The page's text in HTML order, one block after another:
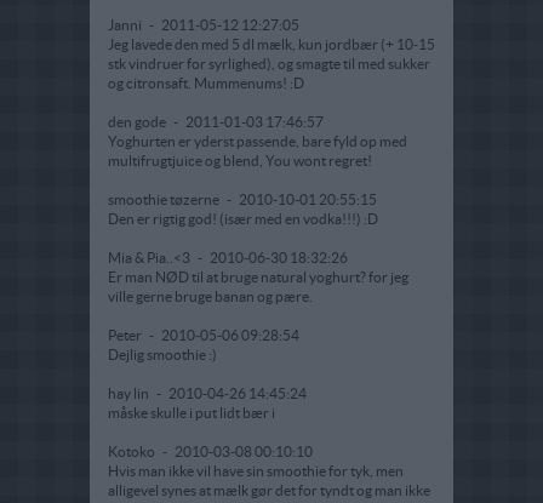
Janni - 2011-05-12 12:27:05
Jeg lavede den med 5 dl mælk, kun jordbær (+ 10-15
stk vindruer for syrlighed), og smagte til med sukker
og citronsaft. Mummenums! :D
den gode - 2011-01-03 17:46:57
Yoghurten er yderst passende, bare fyld op med
multifrugtjuice og blend, You wont regret!
smoothie tøzerne - 2010-10-01 20:55:15
Den er rigtig god! (især med en vodka!!!) :D
Mia & Pia..<3 - 2010-06-30 18:32:26
Er man NØD til at bruge natural yoghurt? for jeg
ville gerne bruge banan og pære.
Peter - 2010-05-06 09:28:54
Dejlig smoothie :)
hay lin - 2010-04-26 14:45:24
måske skulle i put lidt bær i
Kotoko - 2010-03-08 00:10:10
Hvis man ikke vil have sin smoothie for tyk, men
alligevel synes at mælk gør det for tyndt og man ikke